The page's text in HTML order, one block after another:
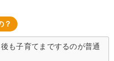
？
も子育てまでするのが普通